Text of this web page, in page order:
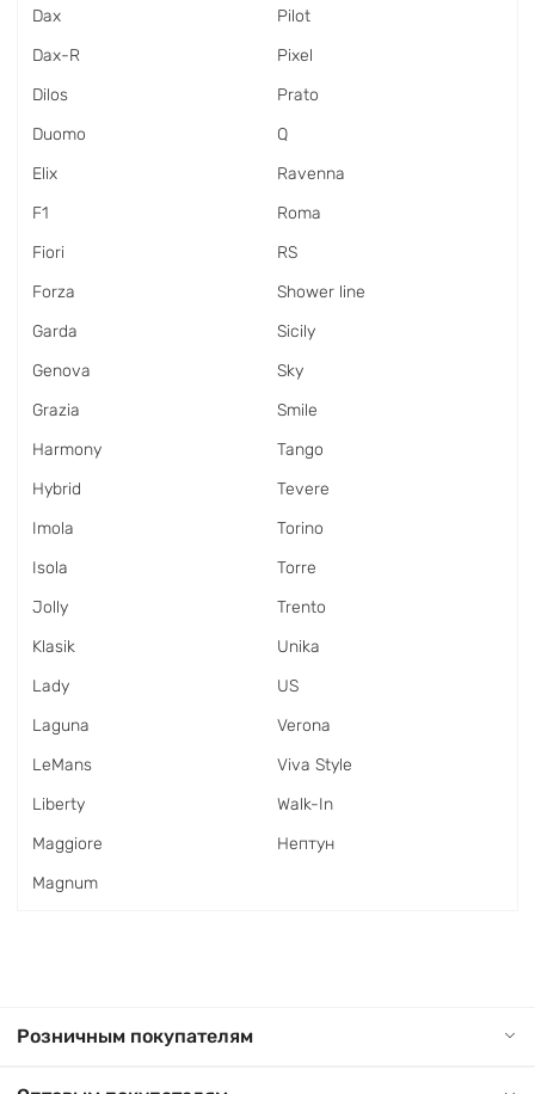
Dax
Dax-R
Dilos
Duomo
Elix
F1
Fiori
Forza
Garda
Genova
Grazia
Harmony
Hybrid
Imola
Isola
Jolly
Klasik
Lady
Laguna
LeMans
Liberty
Maggiore
Magnum
Pilot
Pixel
Prato
Q
Ravenna
Roma
RS
Shower line
Sicily
Sky
Smile
Tango
Tevere
Torino
Torre
Trento
Unika
US
Verona
Viva Style
Walk-In
Нептун
Розничным покупателям